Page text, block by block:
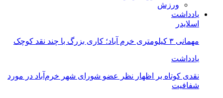
ورزش
یادداشت
اسلایدر
مهمانی ۳ کیلومتری خرم آباد؛ کاری بزرگ با چند نقد کوچک
یادداشت
نقدی کوتاه بر اظهار نظر عضو شورای شهر خرم‌آباد در مورد
شفافیت